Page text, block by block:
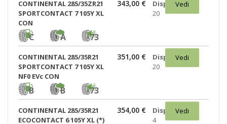
CONTINENTAL 285/35ZR21
SPORTCONTACT 7 105Y XL
CON
C A 73
343,00 €
Disponibili:
20
Vedi
CONTINENTAL 285/35R21
SPORTCONTACT 7 105Y XL
NF0 EVc CON
B B 73
351,00 €
Disponibili:
20
Vedi
CONTINENTAL 285/35R21
ECOCONTACT 6 105Y XL (*)
354,00 €
Disponibili:
4
Vedi